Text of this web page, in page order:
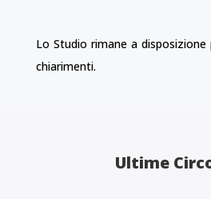
Lo Studio rimane a
chiarimenti.
Ultime